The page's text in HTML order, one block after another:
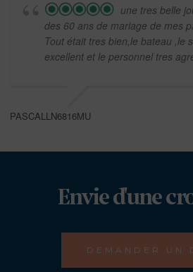
une tres belle
des 60 ans de mariage de mes
Tout était tres bien,le bateau ,le
excellent et le personnel tres
PASCALLN6816MU
Envie d'une
DEMANDER UN